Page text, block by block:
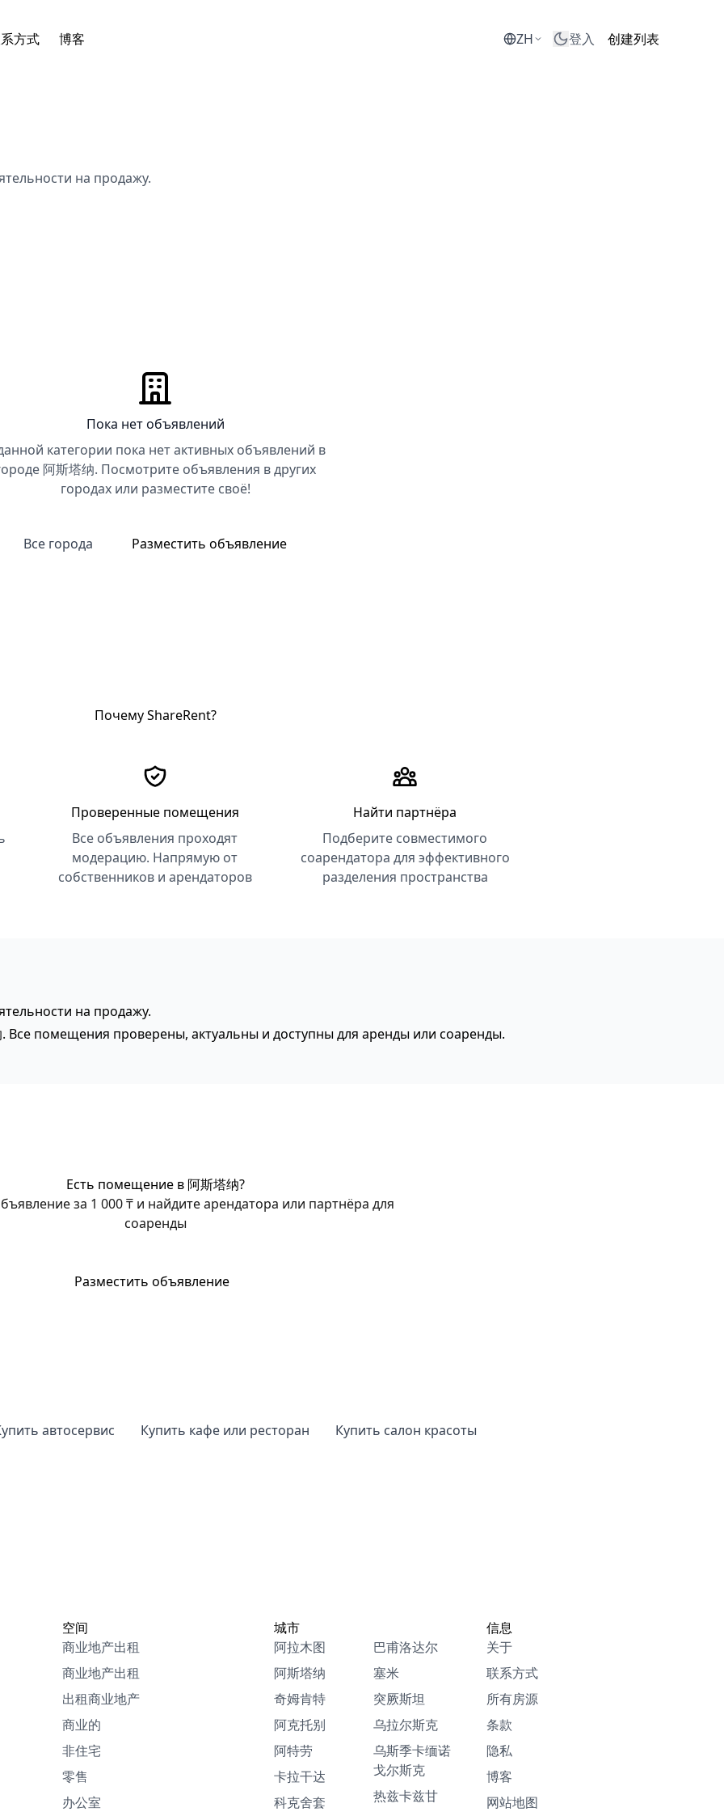
方式 博客 ZH 登入 创建列表
на продажу.
Пока нет объявлений
категории пока нет активных объявлений в
阿斯塔纳. Посмотрите объявления в других
городах или разместите своё!
Все города Разместить объявление
Почему ShareRent?
Проверенные помещения
Все объявления проходят
модерацию. Напрямую от
собственников и арендаторов
Найти партнёра
Подберите совместимого
соарендатора для эффективного
разделения пространства
на продажу.
Все помещения проверены, актуальны и доступны для аренды или соаренды.
Есть помещение в 阿斯塔纳?
за 1 000 ₸ и найдите арендатора или партнёра для
соаренды
Разместить объявление
автосервис Купить кафе или ресторан Купить салон красоты
空间
商业地产出租
商业地产出租
出租商业地产
商业的
非住宅
零售
办公室
城市
阿拉木图
阿斯塔纳
奇姆肯特
阿克托别
阿特劳
卡拉干达
科克舍套
巴甫洛达尔
塞米
突厥斯坦
乌拉尔斯克
乌斯季卡缅诺
戈尔斯克
热兹卡兹甘
信息
关于
联系方式
所有房源
条款
隐私
博客
网站地图